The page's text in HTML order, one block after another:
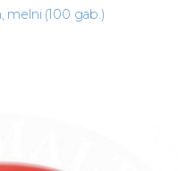
melni (100 gab.)